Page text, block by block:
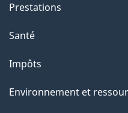
Prestations
Santé
Impôts
Environnement et